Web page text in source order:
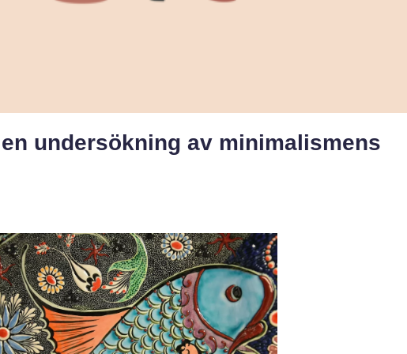
undersökning av minimalismens